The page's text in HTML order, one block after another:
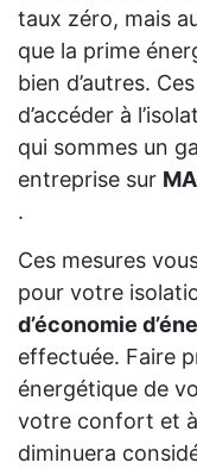
taux zéro, mais
que la prime
bien d’autres.
d’accéder à
qui sommes un
entreprise sur
.
Ces mesures
pour votre
d’économie
effectuée. Faire
énergétique de
votre confort et
diminuera